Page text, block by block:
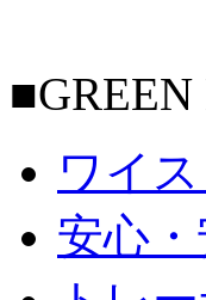
■GREEN
ワイ
安心